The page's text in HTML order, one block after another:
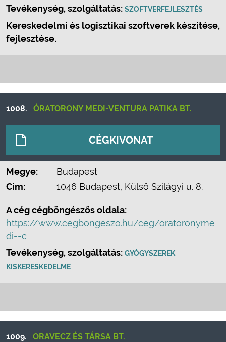
Tevékenység, szolgáltatás: SZOFTVERFEJLESZTÉS
Kereskedelmi és logisztikai szoftverek készítése,
fejlesztése.
1008. ÓRATORONY MEDI-VENTURA PATIKA BT.
CÉGKIVONAT
Megye:
Budapest
Cím:
1046 Budapest, Külső Szilágyi u. 8.
A cég cégböngészős oldala:
https://www.cegbongeszo.hu/ceg/oratoronyme
di--c
Tevékenység, szolgáltatás: GYÓGYSZEREK
KISKERESKEDELME
1009. ORAVECZ ÉS TÁRSA BT.